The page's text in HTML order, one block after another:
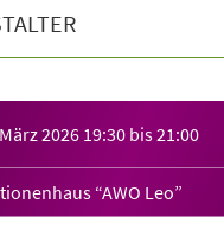
2026 19:30 bis21:00
“AWO Leo”